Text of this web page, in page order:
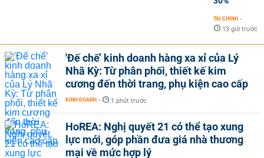
TÀI CHÍNH -
13 giờ trước
'Đế chế’ kinh doanh hàng xa xỉ của Lý
Nhã Kỳ: Từ phân phối, thiết kế kim
cương đến thời trang, phụ kiện cao cấp
KINH DOANH - 1 phút trước
HoREA: Nghị quyết 21 có thể tạo xung
lực mới, góp phần đưa giá nhà thương
mại về mức hợp lý